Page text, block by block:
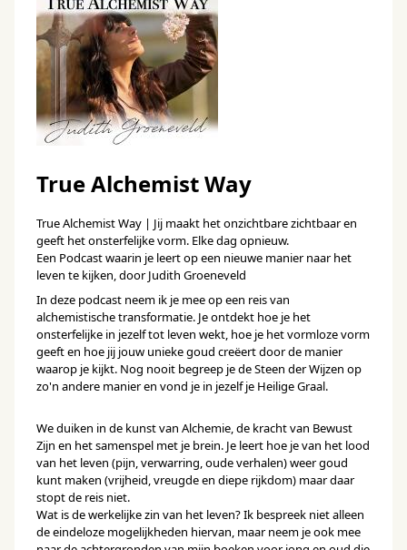
True Alchemist Way
True Alchemist Way | Jij maakt het onzichtbare zichtbaar en
geeft het onsterfelijke vorm. Elke dag opnieuw.
Een Podcast waarin je leert op een nieuwe manier naar het
leven te kijken, door Judith Groeneveld
In deze podcast neem ik je mee op een reis van
alchemistische transformatie. Je ontdekt hoe je het
onsterfelijke in jezelf tot leven wekt, hoe je het vormloze vorm
geeft en hoe jij jouw unieke goud creëert door de manier
waarop je kijkt. Nog nooit begreep je de Steen der Wijzen op
zo'n andere manier en vond je in jezelf je Heilige Graal.
We duiken in de kunst van Alchemie, de kracht van Bewust
Zijn en het samenspel met je brein. Je leert hoe je van het lood
van het leven (pijn, verwarring, oude verhalen) weer goud
kunt maken (vrijheid, vreugde en diepe rijkdom) maar daar
stopt de reis niet.
Wat is de werkelijke zin van het leven? Ik bespreek niet alleen
de eindeloze mogelijkheden hiervan, maar neem je ook mee